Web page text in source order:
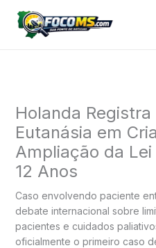
para
Holanda Registra
Eutanásia em
Ampliação da
12 Anos
Caso envolvendo paciente
debate internacional sobre
pacientes e cuidados
oficialmente o primeiro caso